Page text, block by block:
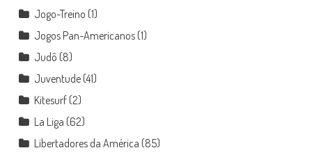
Jogo-Treino (1)
Jogos Pan-Americanos(1)
Judô (8)
Juventude(41)
Kitesurf(2)
La Liga (62)
Libertadores da América (85)